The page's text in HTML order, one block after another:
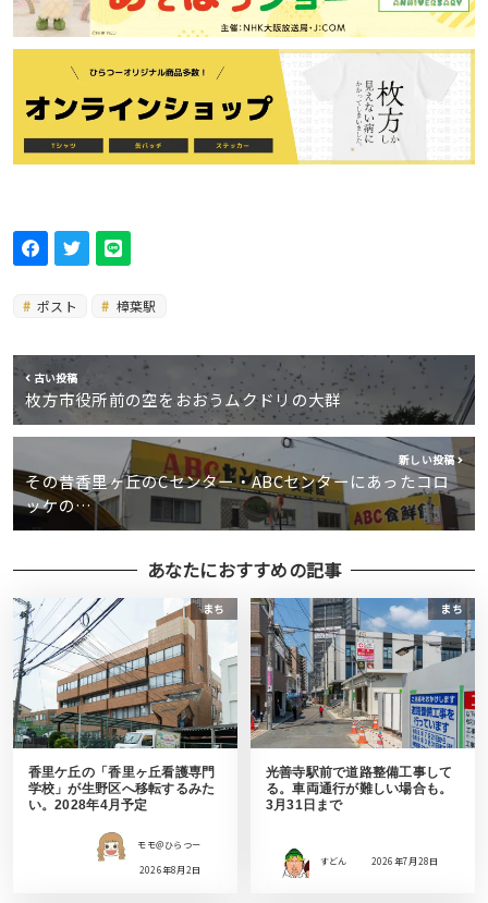
ポスト 樟葉駅
古い投稿
枚方市役所前の空をおおうムクドリの大群
新しい投稿
その昔香里ヶ丘のCセンター・ABCセンターにあったコロ
ッケの…
あなたにおすすめの記事
まち
香里ケ丘の「香里ヶ丘看護専門
学校」が生野区へ移転するみた
い。2028年4月予定
モモ＠ひらつー
2026年8月2日
まち
光善寺駅前で道路整備工事して
る。車両通行が難しい場合も。
3月31日まで
すどん 2026年7月28日